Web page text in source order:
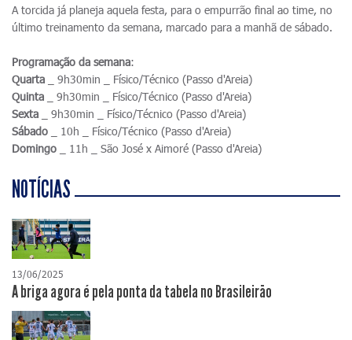
A torcida já planeja aquela festa, para o empurrão final ao time, no
último treinamento da semana, marcado para a manhã de sábado.
Programação da semana:
Quarta _ 9h30min _ Físico/Técnico (Passo d'Areia)
Quinta _ 9h30min _ Físico/Técnico (Passo d'Areia)
Sexta _ 9h30min _ Físico/Técnico (Passo d'Areia)
Sábado _ 10h _ Físico/Técnico (Passo d'Areia)
Domingo _ 11h _ São José x Aimoré (Passo d'Areia)
NOTÍCIAS
13/06/2025
A briga agora é pela ponta da tabela no Brasileirão